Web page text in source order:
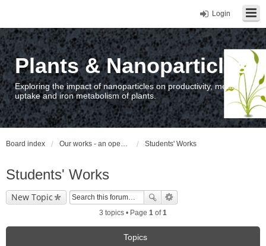
Login
Plants & Nanoparticles
Exploring the impact of nanoparticles on productivity, metal
uptake and iron metabolism of plants.
Board index Our works - an open access repository / nyilvános hozzáférésű repozitórium Students' Works
Students' Works
New Topic
3 topics • Page 1 of1
Topics